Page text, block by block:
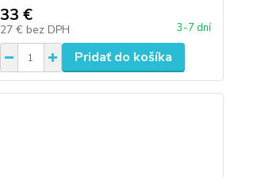
33 €
27 € bez DPH 3-7 dní
Pridať do košíka